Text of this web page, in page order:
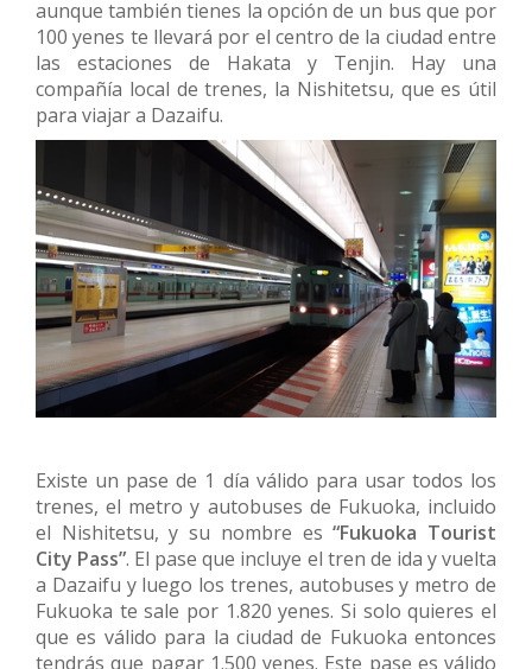
aunque también tienes la opción de un bus que por
100 yenes te llevará por el centro de la ciudad entre
las estaciones de Hakata y Tenjin. Hay una
compañía local de trenes, la Nishitetsu, que es útil
para viajar a Dazaifu.
Existe un pase de 1 día válido para usar todos los
trenes, el metro y autobuses de Fukuoka, incluido
el Nishitetsu, y su nombre es“Fukuoka Tourist
City Pass”. El pase que incluye el tren de ida y vuelta
a Dazaifu y luego los trenes, autobuses y metro de
Fukuoka te sale por 1.820 yenes. Si solo quieres el
que es válido para la ciudad de Fukuoka entonces
tendrás que pagar 1.500 yenes. Este pase es válido